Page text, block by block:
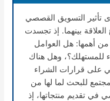
تأثير التسويق القصصي
بينهما. إذ تجسدت
أهمها: هل العوامل
للمستهلك؟، وهل هناك
على قرارات الشراء
للبحث لما لها من
في تقديم منتجاتها، إذ